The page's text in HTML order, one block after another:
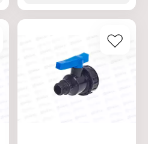
применения: от 0 до +40